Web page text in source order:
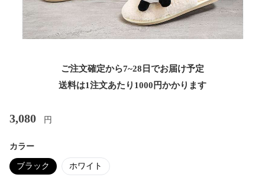
ご注文確定から7~28日でお届け予定
送料は1注文あたり 1000 円かかります
3,080 円
カラー
ブラック ホワイト